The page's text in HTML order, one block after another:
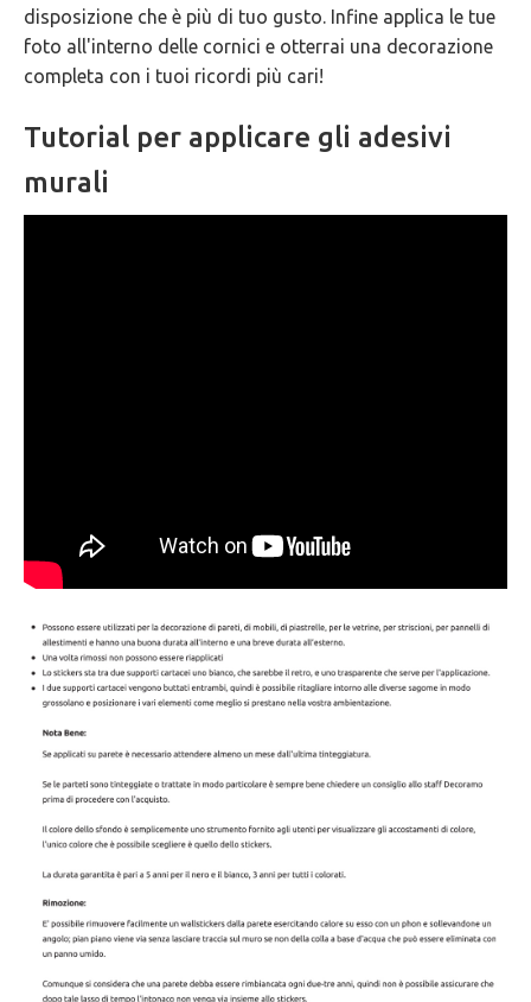
disposizione che è più di tuo gusto. Infine applica le tue
foto all'interno delle cornici e otterrai una decorazione
completa con i tuoi ricordi più cari!
Tutorial per applicare gli adesivi
murali